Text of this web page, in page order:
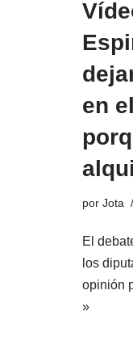
en
por Jota
El
los
opinión
»